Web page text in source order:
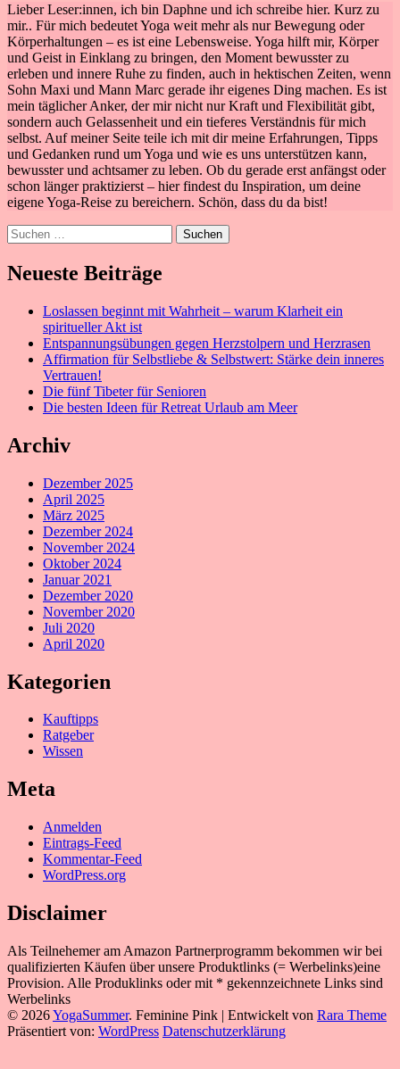
Lieber Leser:innen, ich bin Daphne und ich schreibe hier. Kurz zu
mir.. Für mich bedeutet Yoga weit mehr als nur Bewegung oder
Körperhaltungen – es ist eine Lebensweise. Yoga hilft mir, Körper
und Geist in Einklang zu bringen, den Moment bewusster zu
erleben und innere Ruhe zu finden, auch in hektischen Zeiten, wenn
Sohn Maxi und Mann Marc gerade ihr eigenes Ding machen. Es ist
mein täglicher Anker, der mir nicht nur Kraft und Flexibilität gibt,
sondern auch Gelassenheit und ein tieferes Verständnis für mich
selbst. Auf meiner Seite teile ich mit dir meine Erfahrungen, Tipps
und Gedanken rund um Yoga und wie es uns unterstützen kann,
bewusster und achtsamer zu leben. Ob du gerade erst anfängst oder
schon länger praktizierst – hier findest du Inspiration, um deine
eigene Yoga-Reise zu bereichern. Schön, dass du da bist!
Suchen
nach:
Neueste Beiträge
Loslassen beginnt mit Wahrheit – warum Klarheit ein
spiritueller Akt ist
Entspannungsübungen gegen Herzstolpern und Herzrasen
Affirmation für Selbstliebe & Selbstwert: Stärke dein inneres
Vertrauen!
Die fünf Tibeter für Senioren
Die besten Ideen für Retreat Urlaub am Meer
Archiv
Dezember 2025
April 2025
März 2025
Dezember 2024
November 2024
Oktober 2024
Januar 2021
Dezember 2020
November 2020
Juli 2020
April 2020
Kategorien
Kauftipps
Ratgeber
Wissen
Meta
Anmelden
Eintrags-Feed
Kommentar-Feed
WordPress.org
Disclaimer
Als Teilnehemer am Amazon Partnerprogramm bekommen wir bei
qualifizierten Käufen über unsere Produktlinks (= Werbelinks)eine
Provision. Alle Produklinks oder mit * gekennzeichnete Links sind
Werbelinks
© 2026YogaSummer. Feminine Pink | Entwickelt von Rara Theme
Präsentiert von: WordPress Datenschutzerklärung